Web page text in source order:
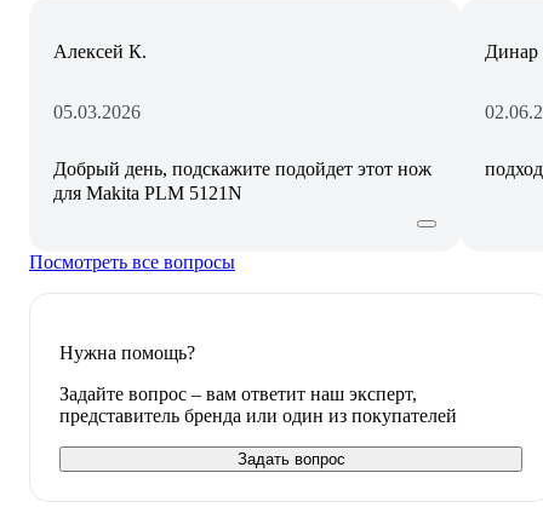
Алексей К.
05.03.2026
Добрый день, подскажите подойдет этот нож
для Makita PLM 5121N
Посмотреть все вопросы
Нужна помощь?
Задайте вопрос – вам ответит наш эксперт,
представитель бренда или один из покупателей
Задать вопрос